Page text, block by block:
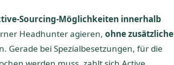
Sourcing-Möglichkeiten innerhalb
Headhunter agieren, ohne zusätzliche
Gerade bei Spezialbesetzungen, für die